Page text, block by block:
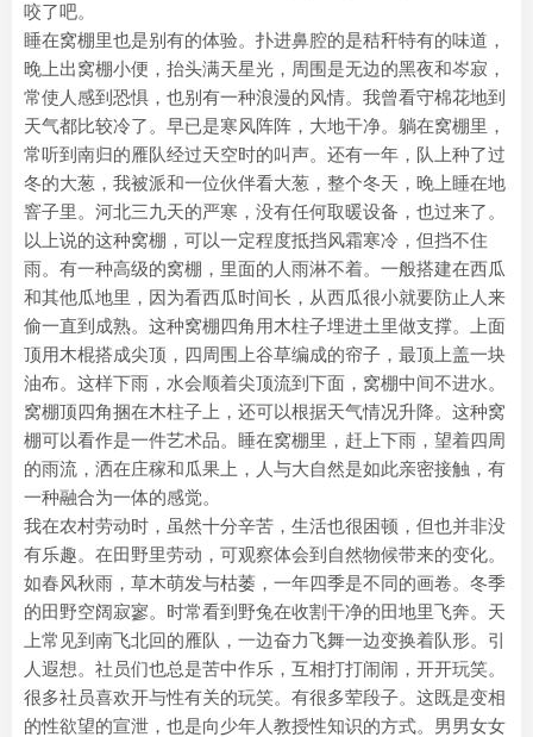
咬了吧。
睡在窝棚里也是别有的体验。扑进鼻腔的是秸秆特有的味道，
晚上出窝棚小便，抬头满天星光，周围是无边的黑夜和岑寂，
常使人感到恐惧，也别有一种浪漫的风情。我曾看守棉花地到
天气都比较冷了。早已是寒风阵阵，大地干净。躺在窝棚里，
常听到南归的雁队经过天空时的叫声。还有一年，队上种了过
冬的大葱，我被派和一位伙伴看大葱，整个冬天，晚上睡在地
窨子里。河北三九天的严寒，没有任何取暖设备，也过来了。
以上说的这种窝棚，可以一定程度抵挡风霜寒冷，但挡不住
雨。有一种高级的窝棚，里面的人雨淋不着。一般搭建在西瓜
和其他瓜地里，因为看西瓜时间长，从西瓜很小就要防止人来
偷一直到成熟。这种窝棚四角用木柱子埋进土里做支撑。上面
顶用木棍搭成尖顶，四周围上谷草编成的帘子，最顶上盖一块
油布。这样下雨，水会顺着尖顶流到下面，窝棚中间不进水。
窝棚顶四角捆在木柱子上，还可以根据天气情况升降。这种窝
棚可以看作是一件艺术品。睡在窝棚里，赶上下雨，望着四周
的雨流，洒在庄稼和瓜果上，人与大自然是如此亲密接触，有
一种融合为一体的感觉。
我在农村劳动时，虽然十分辛苦，生活也很困顿，但也并非没
有乐趣。在田野里劳动，可观察体会到自然物候带来的变化。
如春风秋雨，草木萌发与枯萎，一年四季是不同的画卷。冬季
的田野空阔寂寥。时常看到野兔在收割干净的田地里飞奔。天
上常见到南飞北回的雁队，一边奋力飞舞一边变换着队形。引
人遐想。社员们也总是苦中作乐，互相打打闹闹，开开玩笑。
很多社员喜欢开与性有关的玩笑。有很多荤段子。这既是变相
的性欲望的宣泄，也是向少年人教授性知识的方式。男男女女